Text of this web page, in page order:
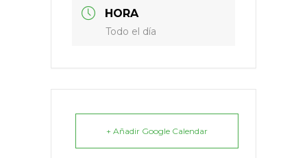
HORA
Todo el día
+ Añadir Google Calendar